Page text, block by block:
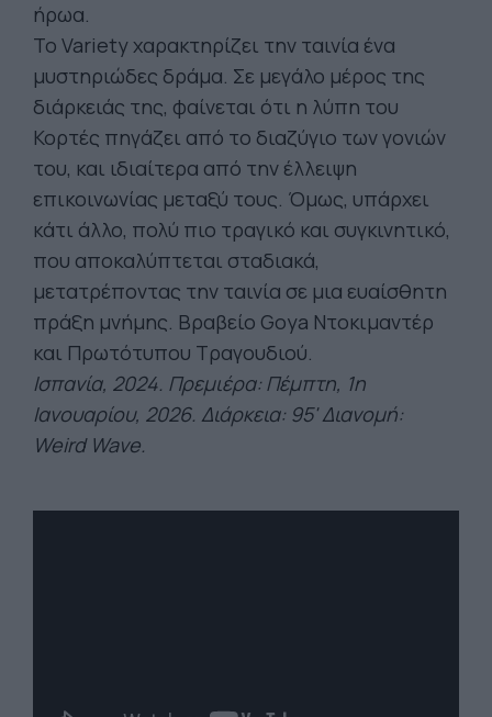
ήρωα.
Το Variety χαρακτηρίζει την ταινία ένα
μυστηριώδες δράμα. Σε μεγάλο μέρος της
διάρκειάς της, φαίνεται ότι η λύπη του
Κορτές πηγάζει από το διαζύγιο των γονιών
του, και ιδιαίτερα από την έλλειψη
επικοινωνίας μεταξύ τους. Όμως, υπάρχει
κάτι άλλο, πολύ πιο τραγικό και συγκινητικό,
που αποκαλύπτεται σταδιακά,
μετατρέποντας την ταινία σε μια ευαίσθητη
πράξη μνήμης. Βραβείο Goya Ντοκιμαντέρ
και Πρωτότυπου Τραγουδιού.
Ισπανία, 2024. Πρεμιέρα: Πέμπτη, 1η
Ιανουαρίου, 2026. Διάρκεια: 95' Διανομή:
Weird Wave.